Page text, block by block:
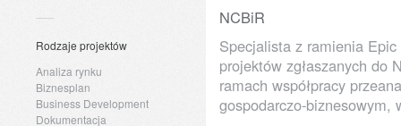
Rodzaje projektów
Analiza rynku
Biznesplan
Business Development
Dokumentacja
NCBiR
Specjalista z ramienia
projektów zgłaszanych do
ramach współpracy
gospodarczo-biznesowym,